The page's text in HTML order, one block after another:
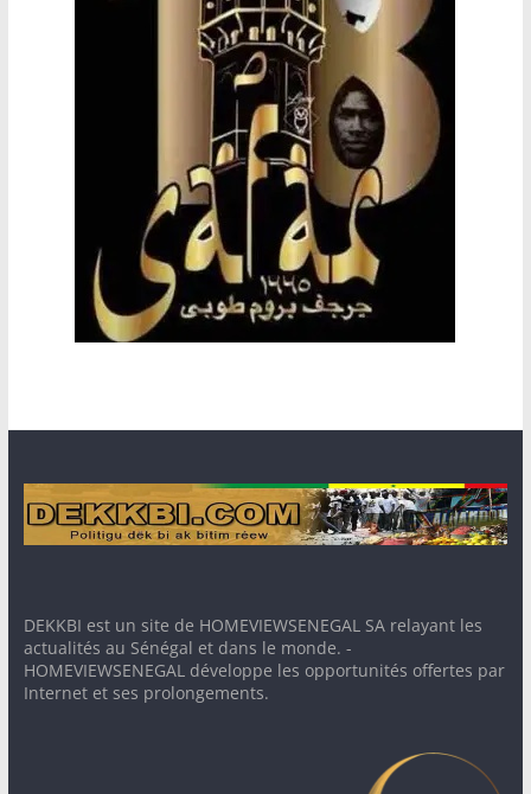
DEKKBI est un site de HOMEVIEWSENEGAL SA relayant les
actualités au Sénégal et dans le monde. -
HOMEVIEWSENEGAL développe les opportunités offertes par
Internet et ses prolongements.